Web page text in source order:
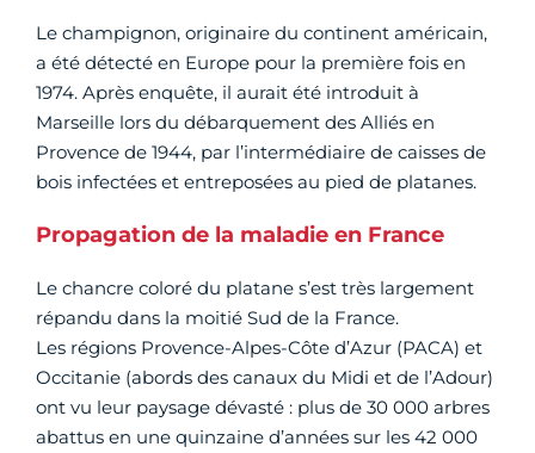
Le champignon, originaire du continent américain,
a été détecté en Europe pour la première fois en
1974. Après enquête, il aurait été introduit à
Marseille lors du débarquement des Alliés en
Provence de 1944, par l’intermédiaire de caisses de
bois infectées et entreposées au pied de platanes.
Propagation de la maladie en France
Le chancre coloré du platane s’est très largement
répandu dans la moitié Sud de la France.
Les régions Provence-Alpes-Côte d’Azur (PACA) et
Occitanie (abords des canaux du Midi et de l’Adour)
ont vu leur paysage dévasté : plus de 30 000 arbres
abattus en une quinzaine d’années sur les 42 000